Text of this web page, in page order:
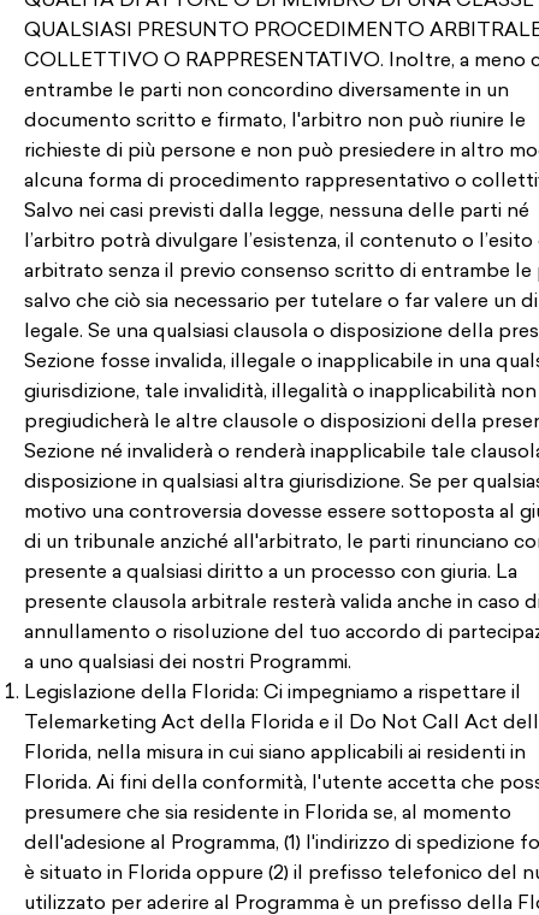
QUALSIASI PRESUNTO PROCEDIMENTO
COLLETTIVO O RAPPRESENTATIVO. Inoltre, a meno
entrambe le parti non concordino diversamente in un
documento scritto e firmato, l'arbitro non può riunire le
richieste di più persone e non può presiedere in altro
alcuna forma di procedimento rappresentativo o
Salvo nei casi previsti dalla legge, nessuna delle parti né
l’arbitro potrà divulgare l’esistenza, il contenuto o l’esito
arbitrato senza il previo consenso scritto di entrambe le
salvo che ciò sia necessario per tutelare o far valere un
legale. Se una qualsiasi clausola o disposizione della
Sezione fosse invalida, illegale o inapplicabile in una
giurisdizione, tale invalidità, illegalità o inapplicabilità non
pregiudicherà le altre clausole o disposizioni della
Sezione né invaliderà o renderà inapplicabile tale
disposizione in qualsiasi altra giurisdizione. Se per
motivo una controversia dovesse essere sottoposta al
di un tribunale anziché all'arbitrato, le parti rinunciano
presente a qualsiasi diritto a un processo con giuria. La
presente clausola arbitrale resterà valida anche in caso
annullamento o risoluzione del tuo accordo di
a uno qualsiasi dei nostri Programmi.
Legislazione della Florida: Ci impegniamo a rispettare il
Telemarketing Act della Florida e il Do Not Call Act
Florida, nella misura in cui siano applicabili ai residenti in
Florida. Ai fini della conformità, l'utente accetta che
presumere che sia residente in Florida se, al momento
dell'adesione al Programma, (1) l'indirizzo di spedizione
è situato in Florida oppure (2) il prefisso telefonico del
utilizzato per aderire al Programma è un prefisso della